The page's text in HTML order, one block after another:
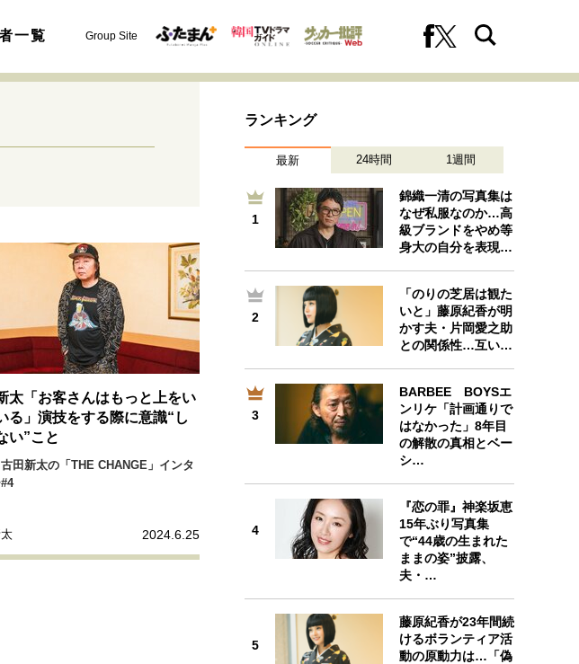
一覧 Group Site
挫折からの再起 未知への挑戦
プロフェッショナルの矜持
10代の挫折と原点
決断 大人の学び直し
ファーストキャリアを拓く
次世代へのバトン トップが描く未来
20代の現在地 忘れられない言葉
美しさの哲学 パートナーとの歩み方
親になるということ
熱狂できるもの
一生モノの愛用品
太「お客さんはもっと上をい
る」演技をする際に意識“し
い”こと
田新太の「THE CHANGE」インタ
2024.6.25
ランキング
最新 24時間 1週間
1
錦織一清の写真集は
なぜ私服なのか…高
級ブランドをやめ等
身大の自分を表現…
2
「のりの芝居は観た
いと」藤原紀香が明
かす夫・片岡愛之助
との関係性…互い…
3
BARBEE BOYSエ
ンリケ「計画通りで
はなかった」8年目
の解散の真相とベー
シ…
4
『恋の罪』神楽坂恵
15年ぶり写真集
で“44歳の生まれた
ままの姿”披露、
夫・…
5
藤原紀香が23年間続
けるボランティア活
動の原動力は…「偽